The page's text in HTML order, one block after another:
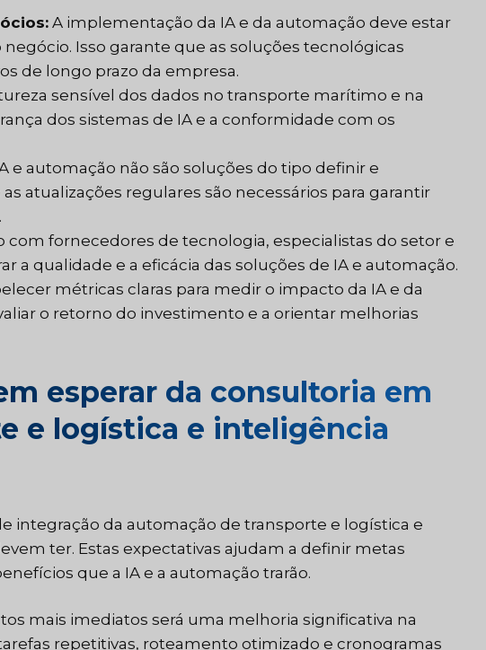
A implementação da IA e da automação deve estar
Isso garante que as soluções tecnológicas
de longo prazo da empresa.
sensível dos dados no transporte marítimo e na
dos sistemas de IA e a conformidade com os
e automação não são soluções do tipo definir e
atualizações regulares são necessários para garantir
com fornecedores de tecnologia, especialistas do setor e
a qualidade e a eficácia das soluções de IA e automação.
métricas claras para medir o impacto da IA e da
o retorno do investimento e a orientar melhorias
esperar da consultoria em
e logística e inteligência
integração da automação de transporte e logística e
ter. Estas expectativas ajudam a definir metas
que a IA e a automação trarão.
mais imediatos será uma melhoria significativa na
repetitivas, roteamento otimizado e cronogramas